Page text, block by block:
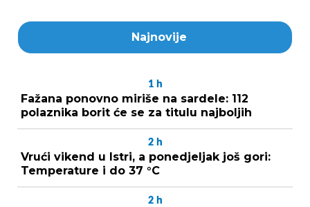
Najnovije
1 h
Fažana ponovno miriše na sardele: 112
polaznika borit će se za titulu najboljih
2 h
Vrući vikend u Istri, a ponedjeljak još gori:
Temperature i do 37 °C
2 h